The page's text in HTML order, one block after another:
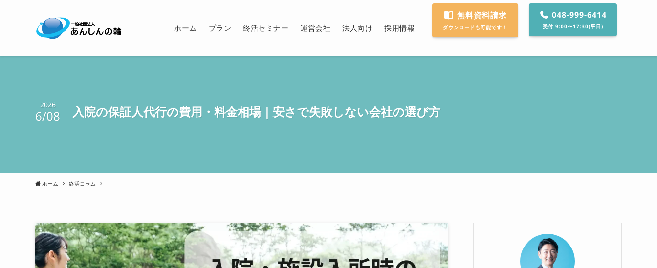
ホーム プラン 終活セミナー 運営会社 法人向け 採用情報
無料資料請求
ダウンロードも可能です！
048-999-6414
受付 9:00〜17:30(平日)
入院の保証人代行の費用・料金相場｜安さで失敗しない会社の選び方
2026
6/08
ホーム 終活コラム